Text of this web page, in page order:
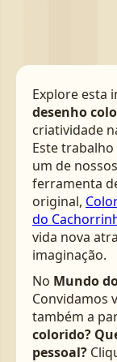
Explore esta
desenho
criatividade
Este
um de
ferramenta
original,
do
vida nova
imaginação.
No Mundo
Convidamos
também a
colorido?
pessoal?